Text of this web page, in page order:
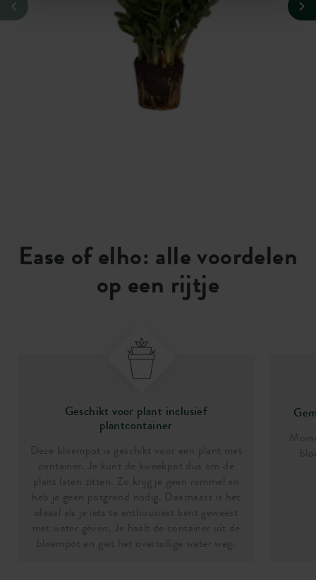
Ease of elho: alle voordelen
op een rijtje
Geschikt voor plant inclusief
plantcontainer
Deze bloempot is geschikt voor een plant met
container. Je kunt de kweekpot dus om de
plant laten zitten. Zo krijg je geen rommel en
heb je geen potgrond nodig. Daarnaast is het
ideaal als je iets te enthousiast bent geweest
met water geven. Je haalt de container uit de
bloempot en giet het overtollige water weg.